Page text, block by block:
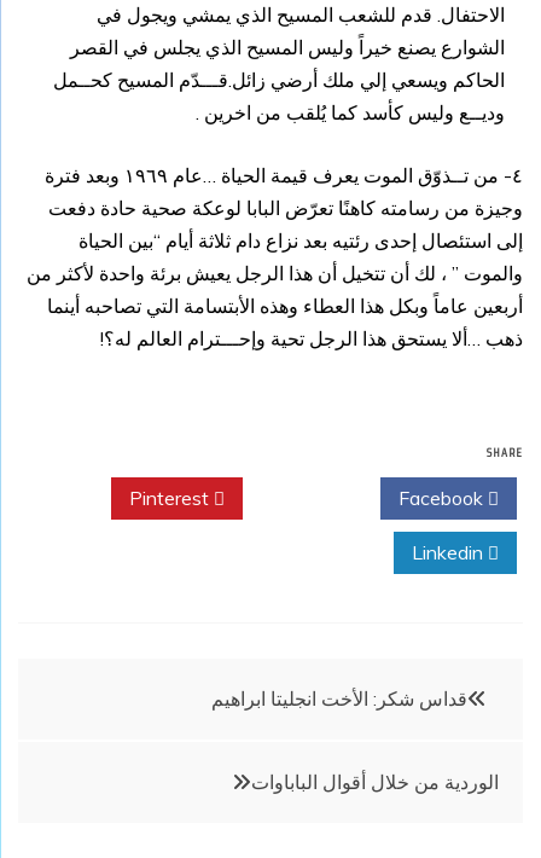
الاحتفال. قدم للشعب المسيح الذي يمشي ويجول في
الشوارع يصنع خيراً وليس المسيح الذي يجلس في القصر
الحاكم ويسعي إلي ملك أرضي زائل.قـــدّم المسيح كحــمل
وديــع وليس كأسد كما يُلقب من اخرين .
٤- من تــذوّق الموت يعرف قيمة الحياة …عام ١٩٦٩ وبعد فترة
وجيزة من رسامته كاهنًا تعرّض البابا لوعكة صحية حادة دفعت
إلى استئصال إحدى رئتيه بعد نزاع دام ثلاثة أيام “بين الحياة
والموت ” ، لك أن تتخيل أن هذا الرجل يعيش برئة واحدة لأكثر من
أربعين عاماً وبكل هذا العطاء وهذه الأبتسامة التي تصاحبه أينما
ذهب …ألا يستحق هذا الرجل تحية وإحـــترام العالم له؟!
SHARE
تصفّح
قداس شكر: الأخت انجليتا ابراهيم
الوردية من خلال أقوال الباباوات